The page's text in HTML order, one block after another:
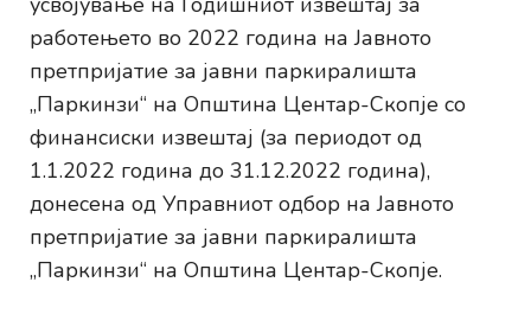
работењето во 2022 година на Јавното
претпријатие за јавни паркиралишта
„Паркинзи“ на Општина Центар-Скопје со
финансиски извештај (за периодот од
1.1.2022 година до 31.12.2022 година),
донесена од Управниот одбор на Јавното
претпријатие за јавни паркиралишта
„Паркинзи“ на Општина Центар-Скопје.